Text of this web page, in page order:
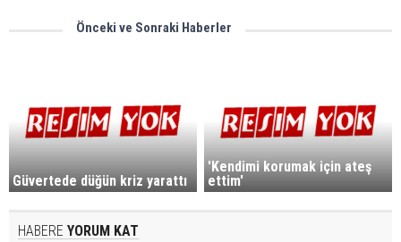
Önceki ve Sonraki Haberler
Güvertede düğün kriz yarattı
'Kendimi korumak için ateş
ettim'
HABERE YORUM KAT